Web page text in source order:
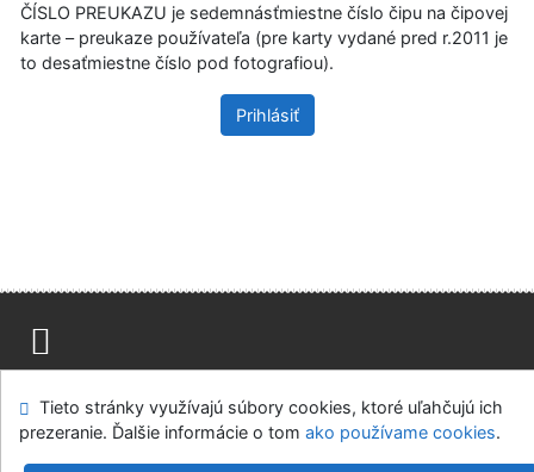
ČÍSLO PREUKAZU je sedemnásťmiestne číslo čipu na čipovej
karte – preukaze používateľa (pre karty vydané pred r.2011 je
to desaťmiestne číslo pod fotografiou).
Prihlásiť
Modul OpenSearch
Napíšte nám Nastavenie cookies
Tieto stránky využívajú súbory cookies, ktoré uľahčujú ich
prezeranie. Ďalšie informácie o tom ako používame cookies.